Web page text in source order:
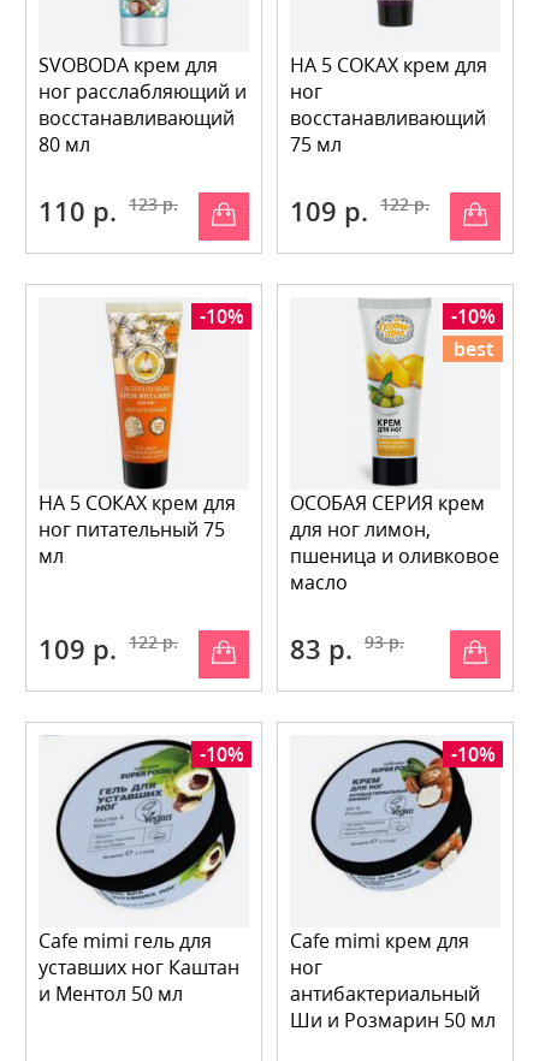
SVOBODA крем для
ног расслабляющий и
восстанавливающий
80 мл
110 р. 123 р.
НА 5 СОКАХ крем для
ног
восстанавливающий
75 мл
109 р. 122 р.
-10%
НА 5 СОКАХ крем для
ног питательный 75
мл
109 р. 122 р.
-10%
best
ОСОБАЯ СЕРИЯ крем
для ног лимон,
пшеница и оливковое
масло
83 р. 93 р.
-10%
Cafe mimi гель для
уставших ног Каштан
и Ментол 50 мл
-10%
Cafe mimi крем для
ног
антибактериальный
Ши и Розмарин 50 мл